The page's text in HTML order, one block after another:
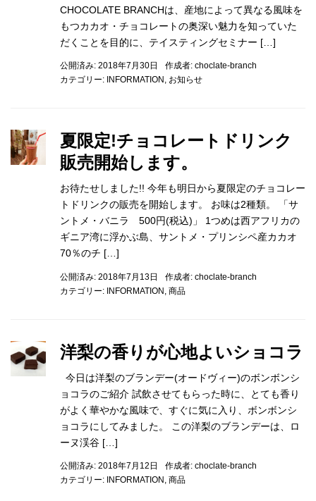
CHOCOLATE BRANCHは、産地によって異なる風味を
もつカカオ・チョコレートの奥深い魅力を知っていた
だくことを目的に、テイスティングセミナー […]
公開済み: 2018年7月30日 作成者: choclate-branch
カテゴリー: INFORMATION , お知らせ
夏限定!チョコレートドリンク
販売開始します。
お待たせしました!! 今年も明日から夏限定のチョコレー
トドリンクの販売を開始します。 お味は2種類。 「サ
ントメ・バニラ 500円(税込)」 1つめは西アフリカの
ギニア湾に浮かぶ島、サントメ・プリンシペ産カカオ
70％のチ […]
公開済み: 2018年7月13日 作成者: choclate-branch
カテゴリー: INFORMATION 商品
洋梨の香りが心地よいショコラ
今日は洋梨のブランデー(オードヴィー)のボンボンシ
ョコラのご紹介 試飲させてもらった時に、とても香り
がよく華やかな風味で、すぐに気に入り、ボンボンシ
ョコラにしてみました。 この洋梨のブランデーは、ロ
ーヌ渓谷 […]
公開済み: 2018年7月12日 作成者: choclate-branch
カテゴリー: INFORMATION , 商品